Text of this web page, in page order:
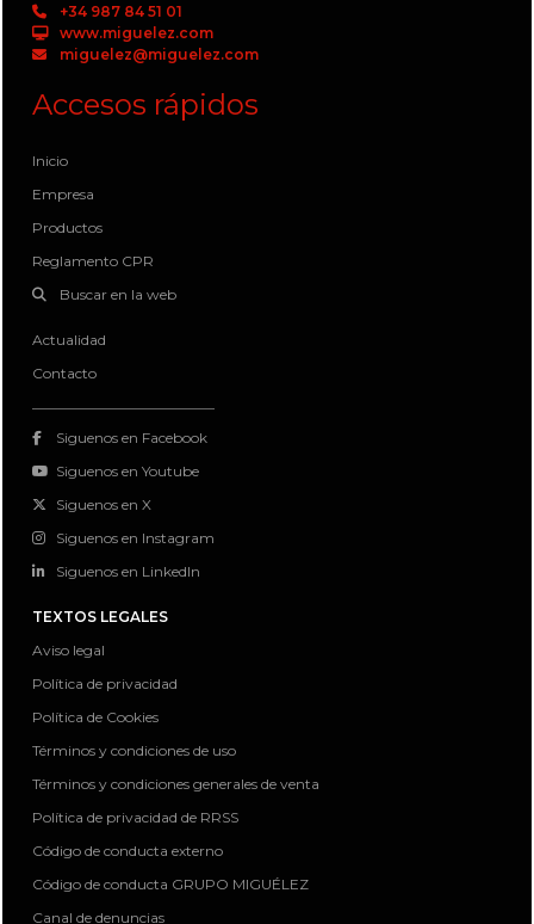
+34 987 84 51 01
www.miguelez.com
miguelez@miguelez.com
Accesos rápidos
Inicio
Empresa
Productos
Reglamento CPR
Buscar en la web
Actualidad
Contacto
Siguenos en Facebook
Siguenos en Youtube
Siguenos en X
Siguenos en Instagram
Siguenos en LinkedIn
TEXTOS LEGALES
Aviso legal
Política de privacidad
Política de Cookies
Términos y condiciones de uso
Términos y condiciones generales de venta
Política de privacidad de RRSS
Código de conducta externo
Código de conducta GRUPO MIGUÉLEZ
Canal de denuncias